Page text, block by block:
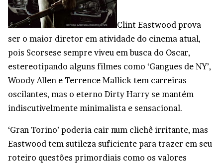
Clint Eastwood prova
ser o maior diretor em atividade do cinema atual,
pois Scorsese sempre viveu em busca do Oscar,
estereotipando alguns filmes como ‘Gangues de NY’,
Woody Allen e Terrence Mallick tem carreiras
oscilantes, mas o eterno Dirty Harry se mantém
indiscutivelmente minimalista e sensacional.
‘Gran Torino’ poderia cair num clichê irritante, mas
Eastwood tem sutileza suficiente para trazer em seu
roteiro questões primordiais como os valores